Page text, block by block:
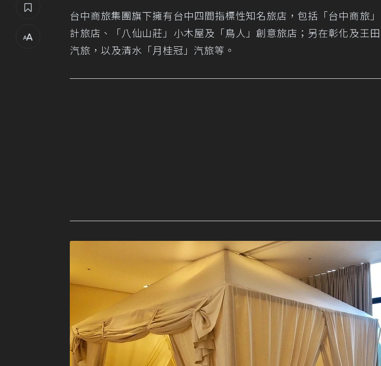
台中商旅集團旗下擁有台中四間指標性知名旅店，包括「台中商旅
計旅店、「八仙山莊」小木屋及「鳥人」創意旅店；另在彰化及王田
汽旅，以及清水「月桂冠」汽旅等。